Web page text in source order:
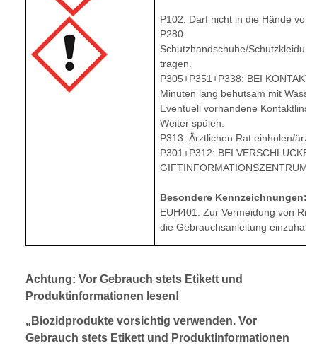
P102: Darf nicht in die Hände von
P280:
Schutzhandschuhe/
tragen.
P305+P351+P338: BEI KONTAKT
Minuten lang behutsam mit
Eventuell vorhandene
Weiter spülen.
P313: Ärztlichen Rat einholen/
P301+P312: BEI
GIFTINFORMATIONSZENTRUM/
Besondere Kennzeichnungen:
EUH401: Zur Vermeidung von
die Gebrauchsanleitung
Achtung: Vor Gebrauch stets Etikett und
Produktinformationen lesen!
„Biozidprodukte vorsichtig verwenden. Vor
Gebrauch stets Etikett und Produktinformationen